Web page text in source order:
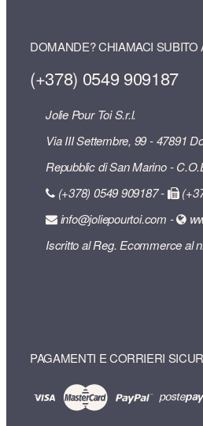
DOMANDE? CHIAMACI SUBITO
(+378) 0549 909187
Jolie Pour Toi S.r.l.
Via III Settembre, 99 - 47891
Repubblic di San Marino -
(+378) 0549 909187 -
info@joliepourtoi.com -
Iscritto al Reg. Ecommerce al
PAGAMENTI E CORRIERI